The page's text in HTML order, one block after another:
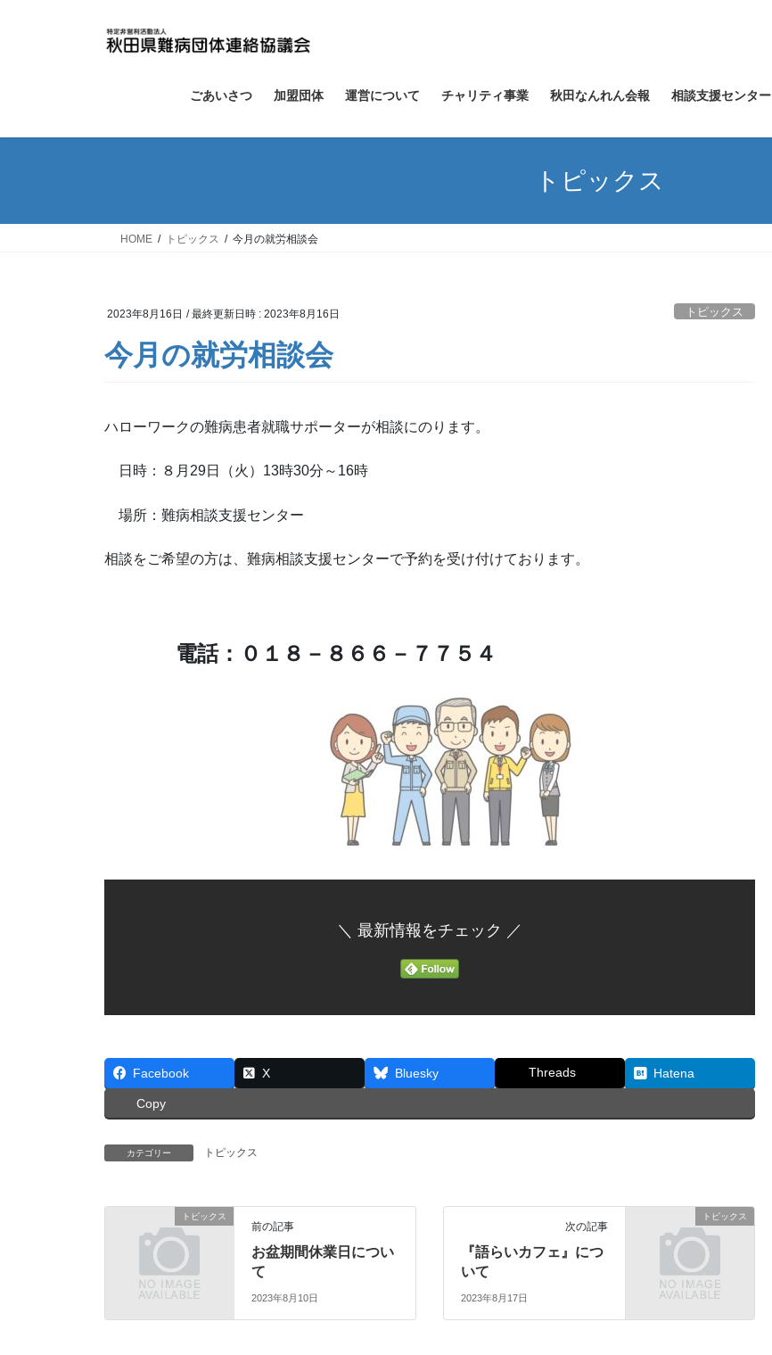
ス
ン
ごあいさつ 加盟団体 運営について チャリティ事業 秋田なんれん会報 相談支援センター
トピックス
HOME トピックス 今月の就労相談会
2023年8月16日 / 最終更新日時 : 2023年8月16日 トピックス
今月の就労相談会
ハローワークの難病患者就職サポーターが相談にのります。
日時：８月 29日（火） 13時30分～ 16時
場所：難病相談支援センター
相談をご希望の方は、難病相談支援センターで予約を受け付けております。
電話：０１８－８６６－７７５４
＼ 最新情報をチェック ／
Facebook X Bluesky Threads Hatena
Copy
カテゴリー トピックス
トピックス
前の記事
お盆期間休業日につい
て
2023年8月10日
トピックス
次の記事
『語らいカフェ』につ
いて
2023年8月17日